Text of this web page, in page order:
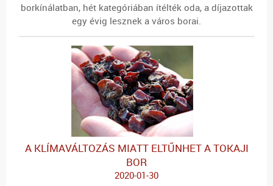
borkínálatban, hét kategóriában ítélték oda, a díjazottak
egy évig lesznek a város borai.
A KLÍMAVÁLTOZÁS MIATT ELTŰNHET A TOKAJI
BOR
2020-01-30